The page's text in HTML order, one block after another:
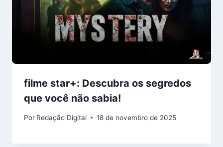
filme star+: Descubra os segredos
que você não sabia!
Por Redação Digital 18 de novembro de 2025